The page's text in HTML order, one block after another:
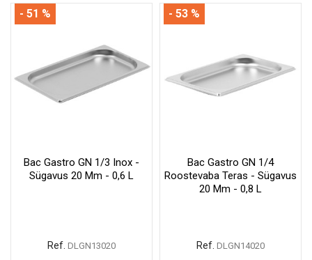
Bac Gastro GN 1/3 Inox -
Sügavus 20 Mm - 0,6 L
Ref. DLGN13020
- 51 %
Bac Gastro GN 1/4
Roostevaba Teras - Sügavus
20 Mm - 0,8 L
Ref. DLGN14020
- 53 %